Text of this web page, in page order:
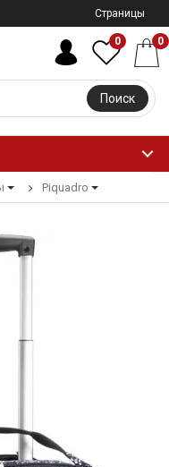
Страницы
Поиск
0 0
Piquadro